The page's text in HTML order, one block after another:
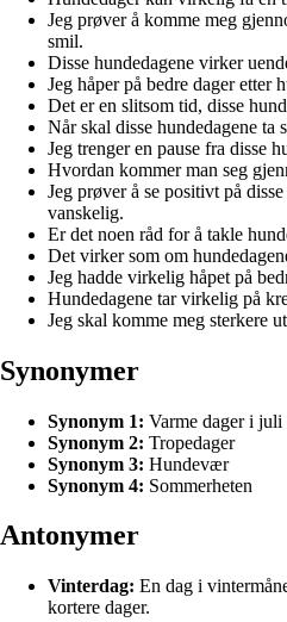
Jeg prøver å komme meg
smil.
Disse hundedagene virker
Jeg håper på bedre dager etter
Det er en slitsom tid, disse
Når skal disse hundedagene ta
Jeg trenger en pause fra disse
Hvordan kommer man seg
Jeg prøver å se positivt på
vanskelig.
Er det noen råd for å takle
Det virker som om
Jeg hadde virkelig håpet på
Hundedagene tar virkelig på
Jeg skal komme meg sterkere
Synonymer
Synonym 1: Varme dager i juli
Synonym 2: Tropedager
Synonym 3: Hundevær
Synonym 4: Sommerheten
Antonymer
Vinterdag: En dag i
kortere dager.